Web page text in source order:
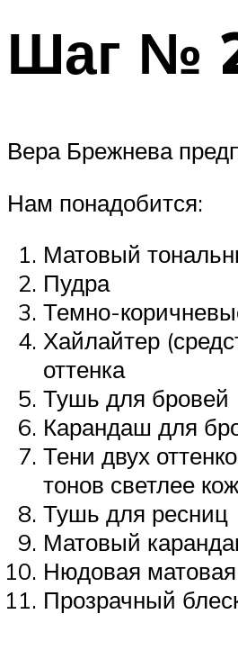
Шаг №
Вера Брежнева
Нам понадобится:
Матовый
Пудра
Темно-
Хайлайтер
оттенка
Тушь для бровей
Карандаш для
Тени двух
тонов светлее
Тушь для ресниц
Матовый
Нюдовая
Прозрачный